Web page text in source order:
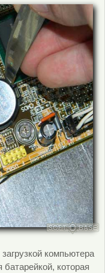
компьютера
которая